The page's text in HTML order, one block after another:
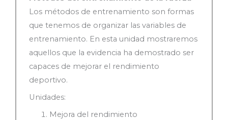
Los métodos de entrenamiento son formas
que tenemos de organizar las variables de
entrenamiento. En esta unidad mostraremos
aquellos que la evidencia ha demostrado ser
capaces de mejorar el rendimiento
deportivo.
Unidades:
Mejora del rendimiento